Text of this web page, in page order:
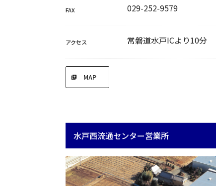
FAX 029-252-9579
アクセス 常磐道水戸ICより10分
MAP
水戸西流通センター営業所